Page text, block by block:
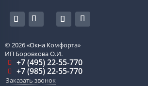
© 2026«Окна Комфорта»
ИП Боровкова О.И.
+7 (495) 22-55-770
+7 (985) 22-55-770
Заказать звонок